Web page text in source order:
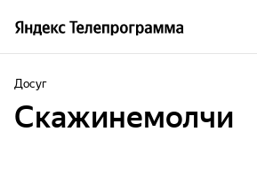
Досуг
Скажинемолчи